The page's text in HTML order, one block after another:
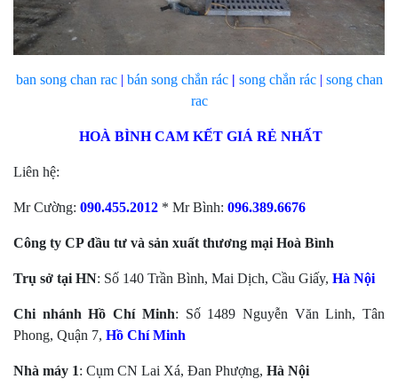
ban song chan rac| bán song chắn rác| song chắn rác| song chan
rac
HOÀ BÌNH CAM KẾT GIÁ RẺ NHẤT
Liên hệ:
Mr Cường: 090.455.2012 * Mr Bình: 096.389.6676
Công ty CP đầu tư và sản xuất thương mại Hoà Bình
Trụ sở tại HN: Số 140 Trần Bình, Mai Dịch, Cầu Giấy, Hà Nội
Chi nhánh Hồ Chí Minh: Số 1489 Nguyễn Văn Linh, Tân
Phong, Quận 7, Hồ Chí Minh
Nhà máy 1: Cụm CN Lai Xá, Đan Phượng, Hà Nội